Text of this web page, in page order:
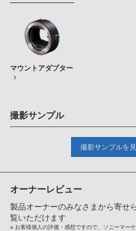
マウントアダプター
撮影サンプル
撮影サンプルを
オーナーレビュー
製品オーナーのみなさまから寄せ
覧いただけます
※ お客様個人の評価・感想ですので、ソニーマー